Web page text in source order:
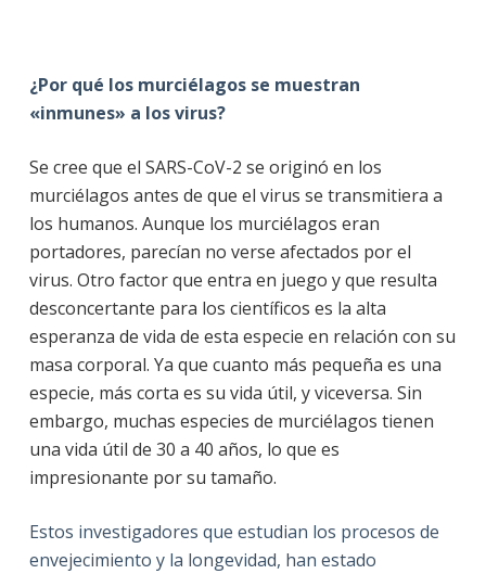
¿Por qué los murciélagos se muestran
«inmunes» a los virus?
Se cree que el SARS-CoV-2 se originó en los
murciélagos antes de que el virus se transmitiera a
los humanos. Aunque los murciélagos eran
portadores, parecían no verse afectados por el
virus. Otro factor que entra en juego y que resulta
desconcertante para los científicos es la alta
esperanza de vida de esta especie en relación con su
masa corporal. Ya que cuanto más pequeña es una
especie, más corta es su vida útil, y viceversa. Sin
embargo, muchas especies de murciélagos tienen
una vida útil de 30 a 40 años, lo que es
impresionante por su tamaño.
Estos investigadores que estudian los procesos de
envejecimiento y la longevidad, han estado